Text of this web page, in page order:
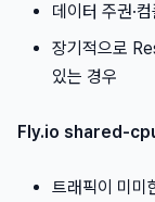
데이터 주권·
장기적으로
있는 경우
Fly.io shared-
트래픽이 미미